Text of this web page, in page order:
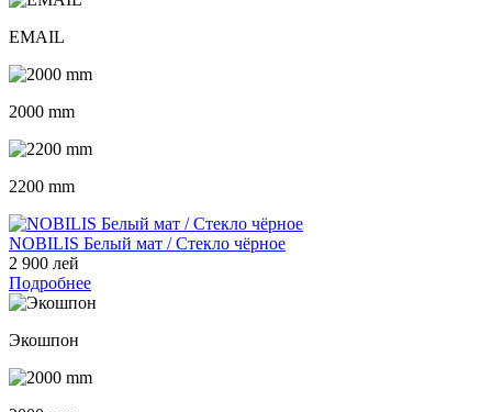
EMAIL
2000 mm
2200 mm
NOBILIS Белый мат / Стекло чёрное
2 900 лей
Подробнее
Экошпон